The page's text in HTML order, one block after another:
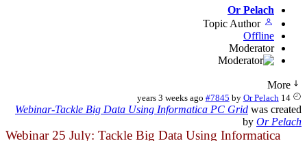
Or Pelach
Topic Author
Offline
Moderator
More
14 years 3 weeks ago
#7845 by Or Pelach
Webinar-Tackle Big Data Using Informatica PC Grid was created
by Or Pelach
Webinar 25 July: Tackle Big Data Using Informatica